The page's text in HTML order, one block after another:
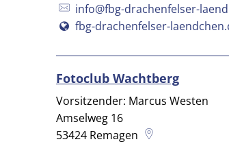
info@fbg-drachenfelser-
fbg-drachenfelser-
Fotoclub Wachtberg
Vorsitzender: Marcus Westen
Amselweg 16
53424 Remagen